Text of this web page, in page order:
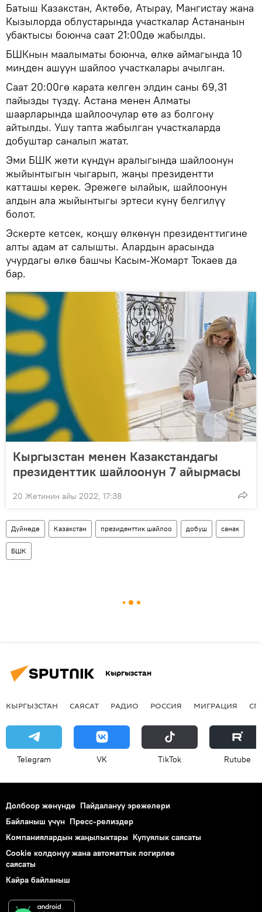
Батыш Казакстан, Актөбө, Атырау, Мангистау жана
Кызылорда облустарында участкалар Астананын
убактысы боюнча саат 21:00дө жабылды.
БШКнын маалыматы боюнча, өлкө аймагында 10
миңден ашуун шайлоо участкалары ачылган.
Саат 20:00гө карата келген элдин саны 69,31
пайызды түздү. Астана менен Алматы
шаарларында шайлоочулар өтө аз болгону
айтылды. Ушу тапта жабылган участкаларда
добуштар саналып жатат.
Эми БШК жети күндүн аралыгында шайлоонун
жыйынтыгын чыгарып, жаңы президентти
катташы керек. Эрежеге ылайык, шайлоонун
алдын ала жыйынтыгы эртеси күнү белгилүү
болот.
Эскерте кетсек, коңшу өлкөнүн президенттигине
алты адам ат салышты. Алардын арасында
учурдагы өлкө башчы Касым-Жомарт Токаев да
бар.
Кыргызстан менен Казакстандагы
президенттик шайлоонун 7 айырмасы
20 Жетинин айы 2022, 17:38
Дүйнөдө Казакстан президенттик шайлоо добуш санак
БШК
Кыргызстан
КЫРГЫЗСТАН САЯСАТ РАДИО РОССИЯ МИГРАЦИЯ
Telegram VK ТikТоk Rutube
Долбоор жөнүндө Пайдалануу эрежелери
Байланыш үчүн Пресс-релиздер
Компаниялардын жаңылыктары Купуялык саясаты
Cookie колдонуу жана автоматтык логирлөө
саясаты
Кайра байланыш